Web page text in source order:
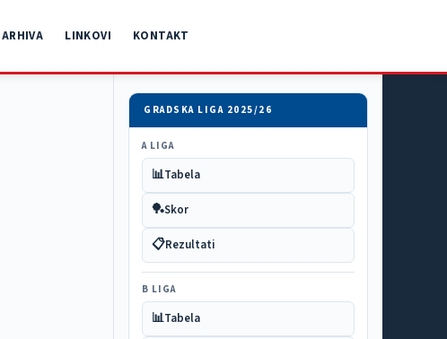
ARHIVA LINKOVI KONTAKT
GRADSKA LIGA 2025/26
A LIGA
📊Tabela
🏓Skor
📋Rezultati
B LIGA
📊Tabela